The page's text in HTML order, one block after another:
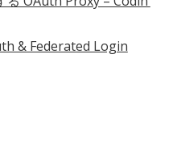
& Federated Login